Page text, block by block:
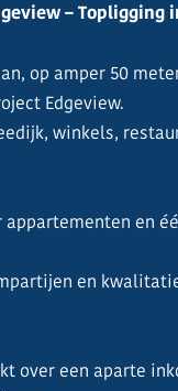
– Topligging
op amper 50
Edgeview.
winkels,
en
en
over een aparte